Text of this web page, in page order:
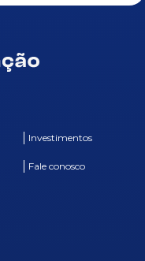
Investimentos
Fale conosco